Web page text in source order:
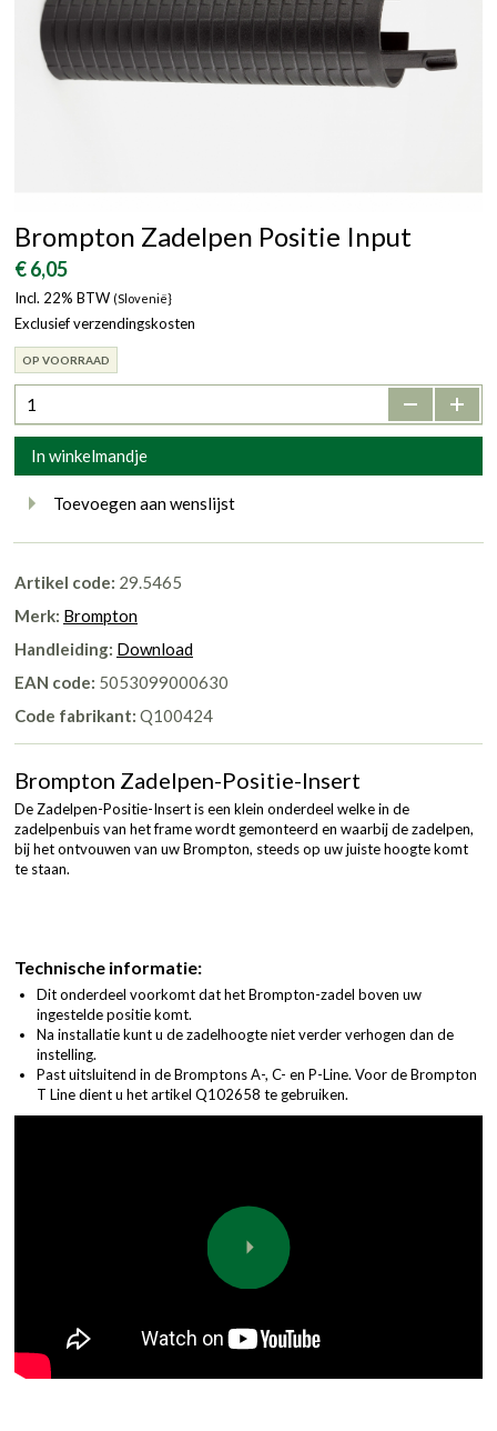
Brompton Zadelpen Positie Input
€ 6,05
Incl. 22% BTW (Slovenië}
Exclusief verzendingskosten
OP VOORRAAD
- +
In winkelmandje
Toevoegen aan wenslijst
Artikel code: 29.5465
Merk: Brompton
Handleiding: Download
EAN code: 5053099000630
Code fabrikant: Q100424
Brompton Zadelpen-Positie-Insert
De Zadelpen-Positie-Insert is een klein onderdeel welke in de
zadelpenbuis van het frame wordt gemonteerd en waarbij de zadelpen,
bij het ontvouwen van uw Brompton, steeds op uw juiste hoogte komt
te staan.
Technische informatie:
Dit onderdeel voorkomt dat het Brompton-zadel boven uw
ingestelde positie komt.
Na installatie kunt u de zadelhoogte niet verder verhogen dan de
instelling.
Past uitsluitend in de Bromptons A-, C- en P-Line. Voor de Brompton
T Line dient u het artikel Q102658 te gebruiken.